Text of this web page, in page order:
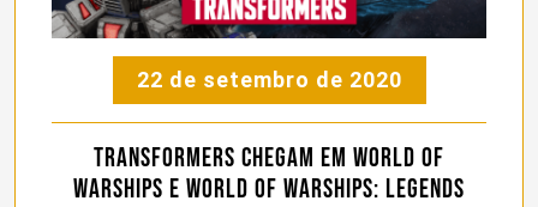
22 de setembro de 2020
Transformers chegam em World of
Warships e World of Warships: Legends